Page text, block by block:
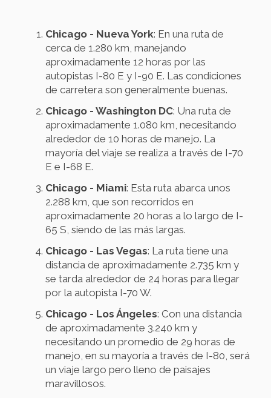
Chicago - Nueva York: En una ruta de
cerca de 1.280 km, manejando
aproximadamente 12 horas por las
autopistas I-80 E y I-90 E. Las condiciones
de carretera son generalmente buenas.
Chicago - Washington DC: Una ruta de
aproximadamente 1.080 km, necesitando
alrededor de 10 horas de manejo. La
mayoría del viaje se realiza a través de I-70
E e I-68 E.
Chicago - Miami: Esta ruta abarca unos
2.288 km, que son recorridos en
aproximadamente 20 horas a lo largo de I-
65 S, siendo de las más largas.
Chicago - Las Vegas: La ruta tiene una
distancia de aproximadamente 2.735 km y
se tarda alrededor de 24 horas para llegar
por la autopista I-70 W.
Chicago - Los Ángeles: Con una distancia
de aproximadamente 3.240 km y
necesitando un promedio de 29 horas de
manejo, en su mayoría a través de I-80, será
un viaje largo pero lleno de paisajes
maravillosos.